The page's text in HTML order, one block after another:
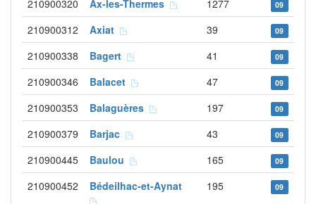
210900320 Ax-les-Thermes 1277 09
210900312 Axiat 39 09
210900338 Bagert 41 09
210900346 Balacet 47 09
210900353 Balaguères 197 09
210900379 Barjac 43 09
210900445 Baulou 165 09
210900452 Bédeilhac-et-Aynat 195 09